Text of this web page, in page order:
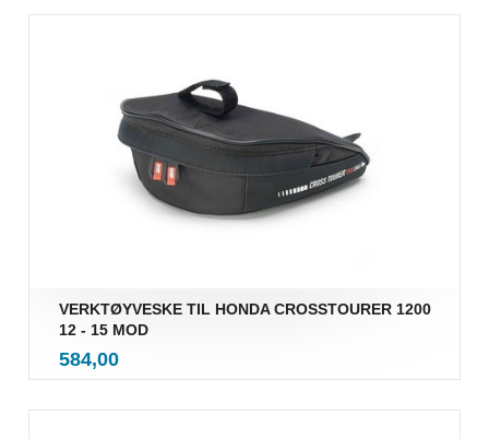
VERKTØYVESKE TIL HONDA CROSSTOURER 1200
12 - 15 MOD
Pris
584,00mva.